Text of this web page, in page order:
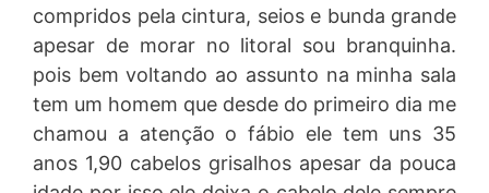
compridos pela cintura, seios e bunda grande
apesar de morar no litoral sou branquinha.
pois bem voltando ao assunto na minha sala
tem um homem que desde do primeiro dia me
chamou a atenção o fábio ele tem uns 35
anos 1,90 cabelos grisalhos apesar da pouca